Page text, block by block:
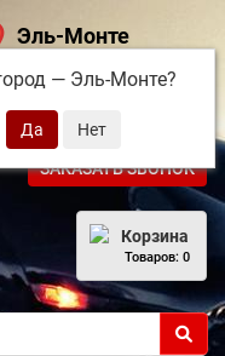
Эль-Монте
— Эль-Монте?
+7 (495) 108-68-71
ЗАКАЗАТЬ ЗВОНОК
Корзина
Товаров: 0